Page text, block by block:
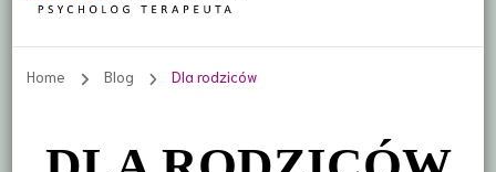
Home Blog Dla rodziców